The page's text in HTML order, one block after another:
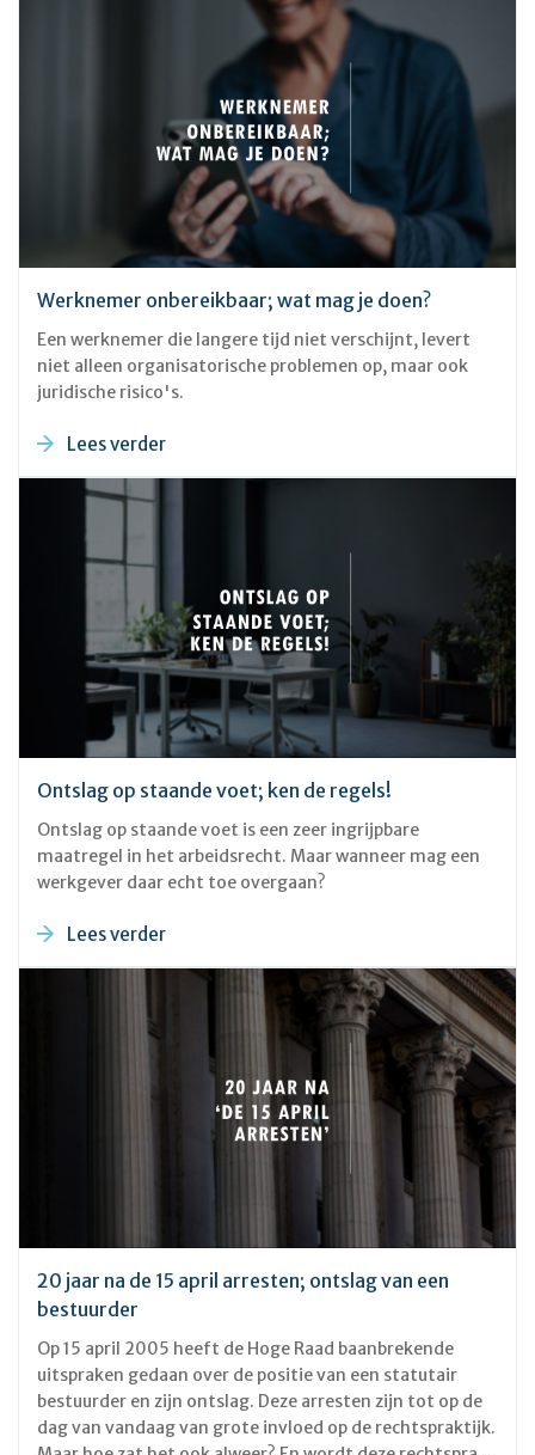
Werknemer onbereikbaar; wat mag je doen?
Een werknemer die langere tijd niet verschijnt, levert
niet alleen organisatorische problemen op, maar ook
juridische risico's.
Lees verder
Ontslag op staande voet; ken de regels!
Ontslag op staande voet is een zeer ingrijpbare
maatregel in het arbeidsrecht. Maar wanneer mag een
werkgever daar echt toe overgaan?
Lees verder
20 jaar na de 15 april arresten; ontslag van een
bestuurder
Op 15 april 2005 heeft de Hoge Raad baanbrekende
uitspraken gedaan over de positie van een statutair
bestuurder en zijn ontslag. Deze arresten zijn tot op de
dag van vandaag van grote invloed op de rechtspraktijk.